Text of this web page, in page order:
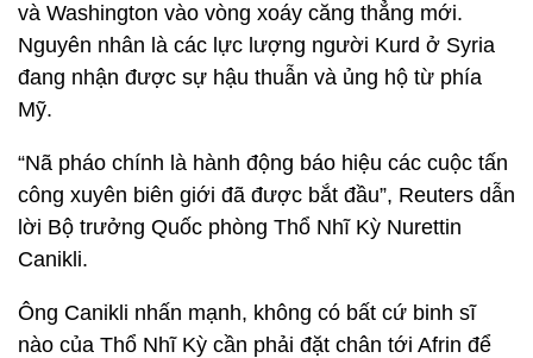
và Washington vào vòng xoáy căng thẳng mới.
Nguyên nhân là các lực lượng người Kurd ở Syria
đang nhận được sự hậu thuẫn và ủng hộ từ phía
Mỹ.
“Nã pháo chính là hành động báo hiệu các cuộc tấn
công xuyên biên giới đã được bắt đầu”, Reuters dẫn
lời Bộ trưởng Quốc phòng Thổ Nhĩ Kỳ Nurettin
Canikli.
Ông Canikli nhấn mạnh, không có bất cứ binh sĩ
nào của Thổ Nhĩ Kỳ cần phải đặt chân tới Afrin để